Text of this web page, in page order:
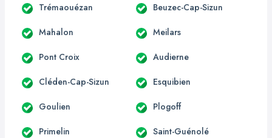
Trémaouézan Beuzec-Cap-Sizun
Mahalon Meilars
Pont Croix Audierne
Cléden-Cap-Sizun Esquibien
Goulien Plogoff
Primelin Saint-Guénolé